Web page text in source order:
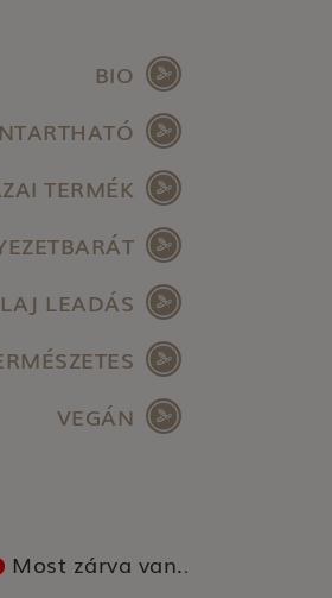
BIO
TERMÉK
LEADÁS
VEGÁN
Most zárva van..